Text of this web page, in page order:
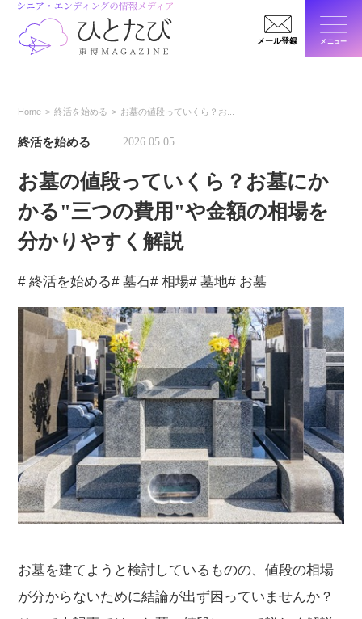
メール登録 メニュー
Home 終活を始める お墓の値段っていくら？お...
終活を始める 2026.05.05
お墓の値段っていくら？お墓にか
かる"三つの費用"や金額の相場を
分かりやすく解説
# 終活を始める# 墓石# 相場# 墓地# お墓
お墓を建てようと検討しているものの、値段の相場
が分からないために結論が出ず困っていませんか？